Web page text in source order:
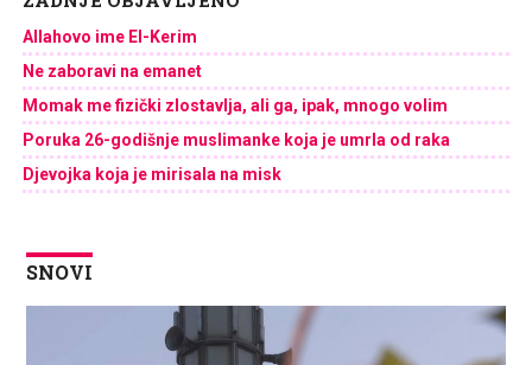
Allahovo ime El-Kerim
Ne zaboravi na emanet
Momak me fizički zlostavlja, ali ga, ipak, mnogo volim
Poruka 26-godišnje muslimanke koja je umrla od raka
Djevojka koja je mirisala na misk
SNOVI